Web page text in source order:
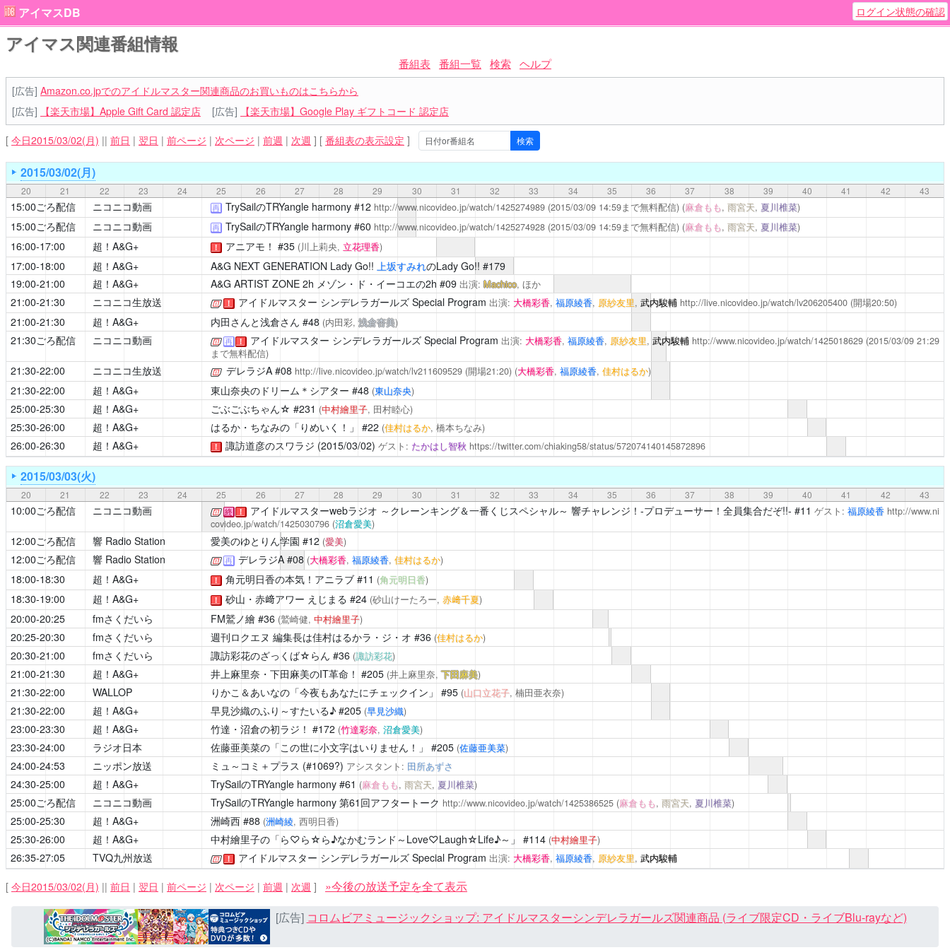
アイマスDB ログイン状態の確認
アイマス関連番組情報
番組表 番組一覧 検索 ヘルプ
[広告] Amazon.co.jpでのアイドルマスター関連商品のお買いものはこちらから
[広告]
【楽天市場】Apple Gift Card 認定店 [広告] 【楽天市場】Google Play ギフトコード 認定店
[ 今日2015/03/02(月) || 前日 | 翌日 | 前ページ | 次ページ | 前週 | 次週 ] [ 番組表の表示設定 ]
2015/03/02(月)
20 21 22 23 24 25 26 27 28 29 30 31 32 33 34 35 36 37 38 39 40 41 42 43
15:00ごろ配信 ニコニコ動画 再 TrySailのTRYangle harmony#12 http://www.nicovideo.jp/watch/1425274989(2015/03/09 14:59まで無料配信) (麻倉もも, 雨宮天, 夏川椎菜)
15:00ごろ配信 ニコニコ動画 再 TrySailのTRYangle harmony#60 http://www.nicovideo.jp/watch/1425274928(2015/03/09 14:59まで無料配信) (麻倉もも, 雨宮天, 夏川椎菜)
16:00-17:00 超！A&G+ ！ アニアモ！ #35 (川上莉央, 立花理香)
17:00-18:00 超！A&G+ A&G NEXT GENERATION Lady Go!! 上坂すみれのLady Go!! #179
19:00-21:00
超！A&G+ A&G ARTIST ZONE 2h メゾン・ド・イーコエの2h #09 出演: Machico, ほか
21:00-21:30 ニコニコ生放送
[公式] ！ アイドルマスター シンデレラガールズ Special Program 出演: 大橋彩香, 福原綾香, 原紗友里, 武内駿輔 http://live.nicovideo.jp/watch/lv206205400(開場20:50)
21:00-21:30 超！A&G+ 内田さんと浅倉さん #48 (内田彩,浅倉杏美)
21:30ごろ配信 ニコニコ動画
[公式] 再 ！ アイドルマスター シンデレラガールズ Special Program 出演: 大橋彩香, 福原綾香, 原紗友里, 武内駿輔 http://www.nicovideo.jp/watch/1425018629(2015/03/09 21:29
まで無料配信)
21:30-22:00 ニコニコ生放送
[公式] デレラジA#08 http://live.nicovideo.jp/watch/lv211609529(開場21:20) (大橋彩香, 福原綾香, 佳村はるか)
21:30-22:00 超！A&G+ 東山奈央のドリーム＊シアター #48 (東山奈央)
25:00-25:30 超！A&G+ ごぶごぶちゃん☆ #231 (中村繪里子, 田村睦心)
25:30-26:00 超！A&G+ はるか・ちなみの「りめいく！」 #22 (佳村はるか, 橋本ちなみ)
26:00-26:30 超！A&G+ ！ 諏訪道彦のスワラジ (2015/03/02) ゲスト: たかはし智秋 https://twitter.com/chiaking58/status/572074140145872896
2015/03/03(火)
20 21 22 23 24 25 26 27 28 29 30 31 32 33 34 35 36 37 38 39 40 41 42 43
10:00ごろ配信 ニコニコ動画
[公式] 終 ！ アイドルマスターwebラジオ ～クレーンキング＆一番くじスペシャル～ 響チャレンジ！-プロデューサー！全員集合だぞ!!- #11 ゲスト: 福原綾香 http://www.ni
covideo.jp/watch/1425030796 (沼倉愛美)
12:00ごろ配信 響 Radio Station 愛美のゆとりん学園 #12 (愛美)
12:00ごろ配信 響 Radio Station
[公式] 再 デレラジA#08 (大橋彩香, 福原綾香, 佳村はるか)
18:00-18:30 超！A&G+ ！ 角元明日香の本気！アニラブ#11 (角元明日香)
18:30-19:00 超！A&G+ ！ 砂山・赤﨑アワー えじまる #24 (砂山けーたろー, 赤﨑千夏)
20:00-20:25 fmさくだいら FM鷲ノ繪#36 (鷲崎健, 中村繪里子)
20:25-20:30 fmさくだいら 週刊ロクエヌ 編集長は佳村はるかラ・ジ・オ #36 (佳村はるか)
20:30-21:00 fmさくだいら 諏訪彩花のざっくば☆らん #36 (諏訪彩花)
21:00-21:30 超！A&G+ 井上麻里奈・下田麻美のIT革命！ #205 (井上麻里奈,下田麻美)
21:30-22:00 WALLOP りかこ＆あいなの「今夜もあなたにチェックイン」 #95 (山口立花子, 楠田亜衣奈)
21:30-22:00 超！A&G+ 早見沙織のふり～すたいる♪#205 (早見沙織)
23:00-23:30 超！A&G+ 竹達・沼倉の初ラジ！ #172 (竹達彩奈, 沼倉愛美)
23:30-24:00 ラジオ日本 佐藤亜美菜の「この世に小文字はいりません！」 #205 (佐藤亜美菜)
24:00-24:53 ニッポン放送 ミュ～コミ＋プラス (#1069?) アシスタント: 田所あずさ
24:30-25:00 超！A&G+ TrySailのTRYangle harmony#61 (麻倉もも, 雨宮天, 夏川椎菜)
25:00ごろ配信 ニコニコ動画 TrySailのTRYangle harmony第61回アフタートーク http://www.nicovideo.jp/watch/1425386525 (麻倉もも, 雨宮天, 夏川椎菜)
25:00-25:30 超！A&G+ 洲崎西#88 (洲崎綾, 西明日香)
25:30-26:00 超！A&G+ 中村繪里子の「ら♡ら☆ら♪なかむランド～Love♡Laugh☆Life♪～」 #114 (中村繪里子)
26:35-27:05 TVQ九州放送
[公式] ！ アイドルマスター シンデレラガールズ Special Program 出演: 大橋彩香, 福原綾香, 原紗友里, 武内駿輔
[ 今日2015/03/02(月) || 前日 | 翌日 | 前ページ | 次ページ | 前週 | 次週 ]
»今後の放送予定を全て表示
[広告] コロムビアミュージックショップ: アイドルマスターシンデレラガールズ関連商品 (ライブ限定CD・ライブBlu-rayなど)